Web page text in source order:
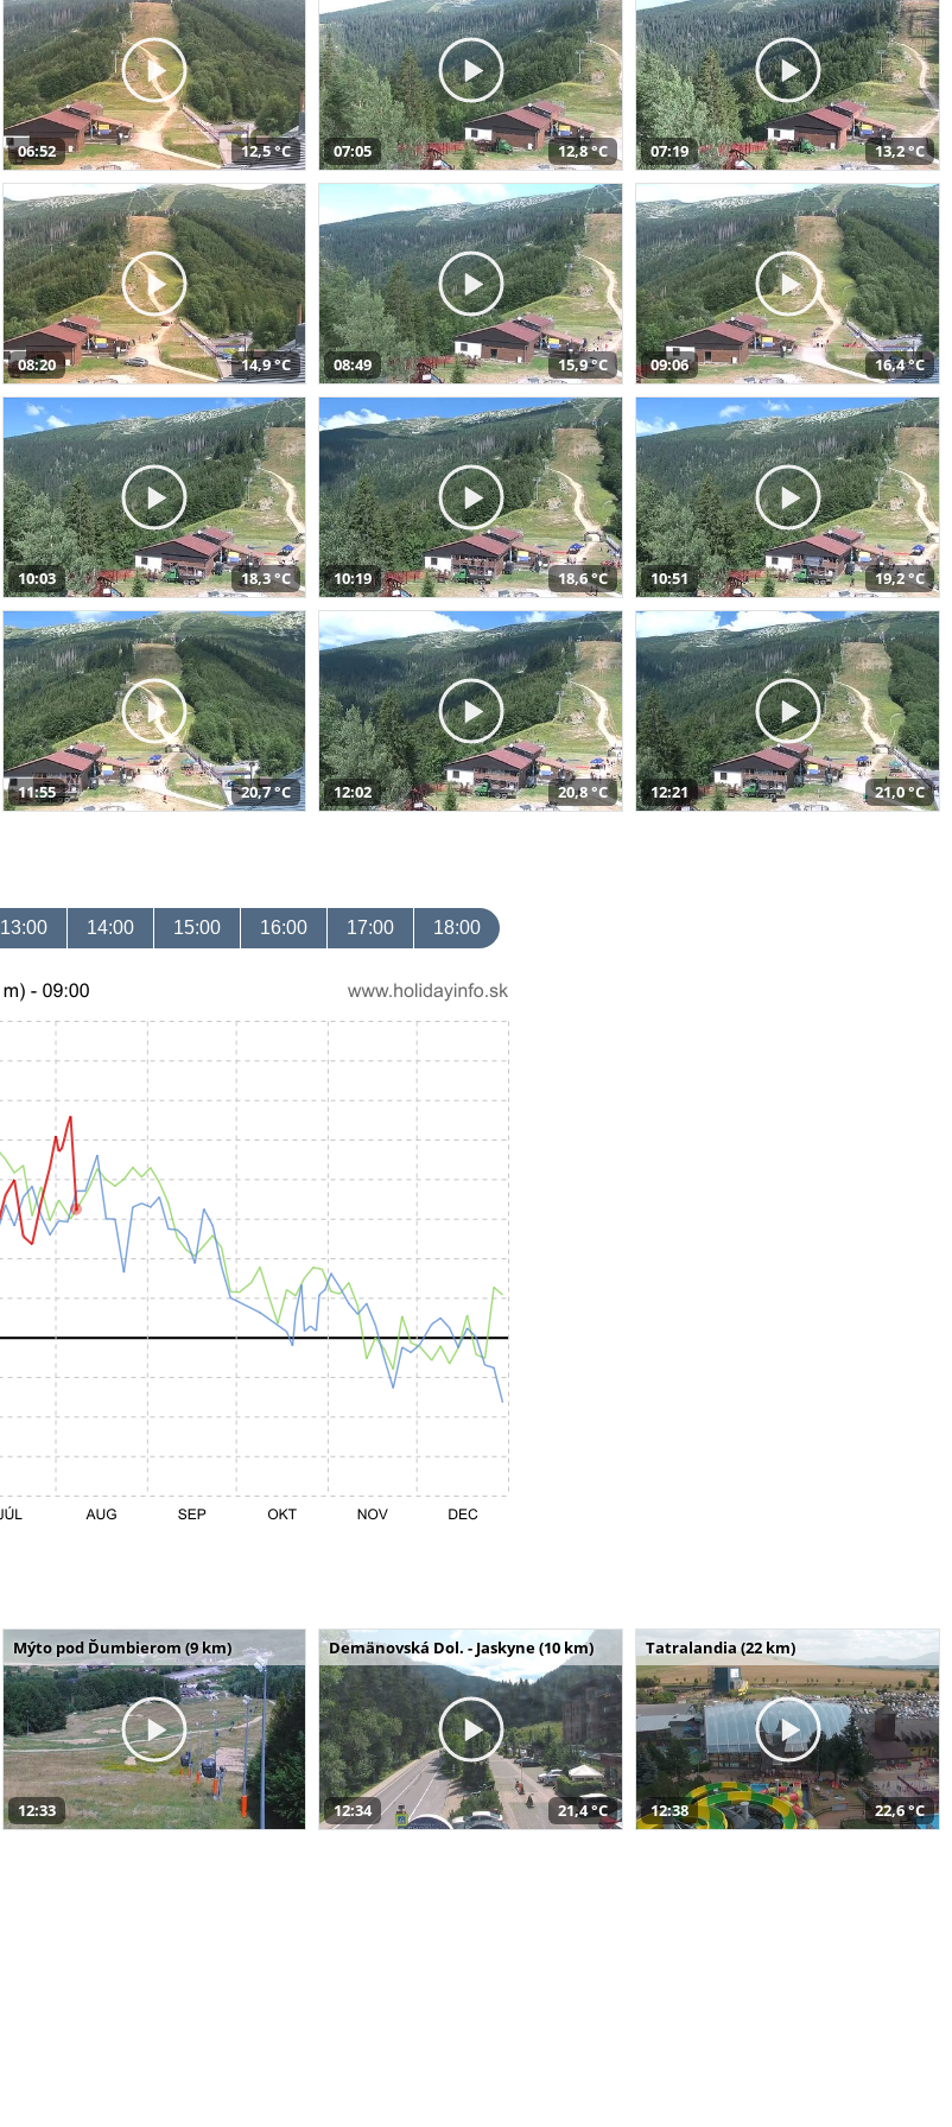
06:52 12,5 °C 07:05 12,8 °C 07:19 13,2 °C
08:20 14,9 °C 08:49 15,9 °C 09:06 16,4 °C
10:03 18,3 °C 10:19 18,6 °C 10:51 19,2 °C
11:55 20,7 °C 12:02 20,8 °C 12:21 21,0 °C
13:00 14:00 15:00 16:00 17:00 18:00
Mýto pod Ďumbierom (9 km)
12:33
Demänovská Dol. - Jaskyne (10 km)
12:34 21,4 °C
Tatralandia (22 km)
12:38 22,6 °C